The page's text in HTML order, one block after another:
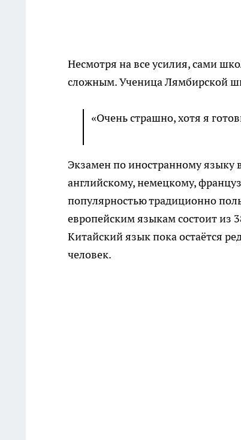
Несмотря на все усилия, сами
сложным. Ученица Лямбирской
«Очень страшно, хотя я
Экзамен по иностранному языку
английскому, немецкому,
популярностью традиционно
европейским языкам состоит из
Китайский язык пока остаётся
человек.